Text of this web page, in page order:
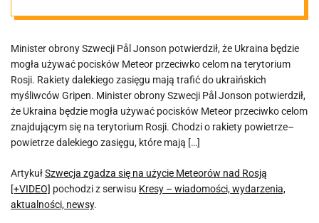
Minister obrony Szwecji Pål Jonson potwierdził, że Ukraina będzie
mogła używać pocisków Meteor przeciwko celom na terytorium
Rosji. Rakiety dalekiego zasięgu mają trafić do ukraińskich
myśliwców Gripen. Minister obrony Szwecji Pål Jonson potwierdził,
że Ukraina będzie mogła używać pocisków Meteor przeciwko celom
znajdującym się na terytorium Rosji. Chodzi o rakiety powietrze–
powietrze dalekiego zasięgu, które mają […]
ArtykułSzwecja zgadza się na użycie Meteorów nad Rosją
[+VIDEO] pochodzi z serwisu Kresy – wiadomości, wydarzenia,
aktualności, newsy.